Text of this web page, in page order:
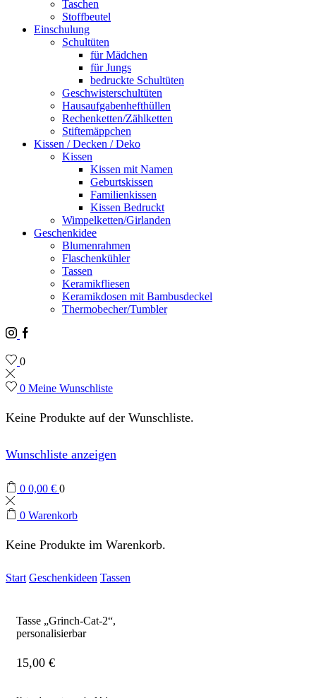
Taschen
Stoffbeutel
Einschulung
Schultüten
für Mädchen
für Jungs
bedruckte Schultüten
Geschwisterschultüten
Hausaufgabenhefthüllen
Rechenketten/Zählketten
Stiftemäppchen
Kissen / Decken / Deko
Kissen
Kissen mit Namen
Geburtskissen
Familienkissen
Kissen Bedruckt
Wimpelketten/Girlanden
Geschenkidee
Blumenrahmen
Flaschenkühler
Tassen
Keramikfliesen
Keramikdosen mit Bambusdeckel
Thermobecher/Tumbler
Instagram
Facebook
0
0 Meine Wunschliste
Keine Produkte auf der Wunschliste.
Wunschliste anzeigen
0 0,00 € 0
0 Warenkorb
Keine Produkte im Warenkorb.
Start Geschenkideen Tassen
Tasse „Grinch-Cat-2“,
personalisierbar
15,00 €